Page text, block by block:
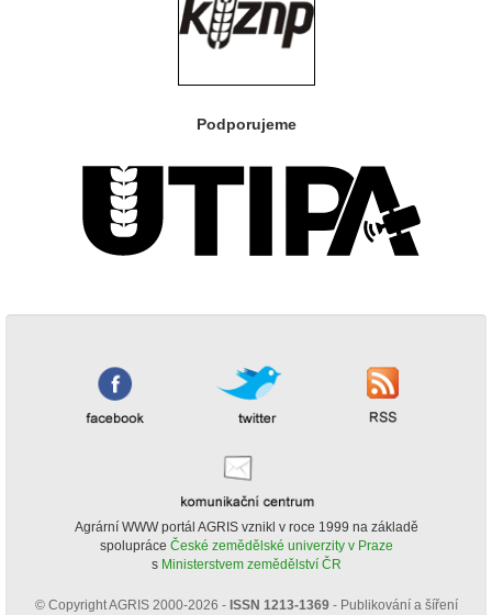
Podporujeme
Agrární WWW portál AGRIS vznikl v roce 1999 na základě
spolupráce České zemědělské univerzity v Praze
s Ministerstvem zemědělství ČR
© Copyright AGRIS 2000-2026 - ISSN 1213-1369- Publikování a šíření